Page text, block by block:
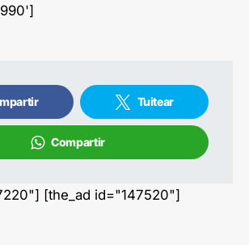
Tuitear
Compartir
[the_ad id="147520"]